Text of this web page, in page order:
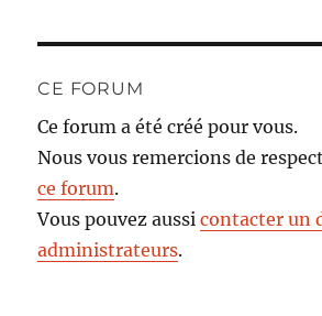
CE FORUM
Ce forum a été créé pour vous.
Nous vous remercions de
ce forum.
Vous pouvez aussicontacter un
administrateurs.